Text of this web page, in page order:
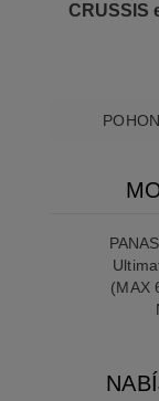
CRUSSIS
POHON
(MAX